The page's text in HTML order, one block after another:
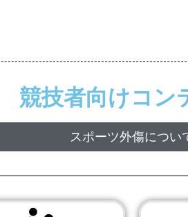
競技者向けコン
スポーツ外傷につい